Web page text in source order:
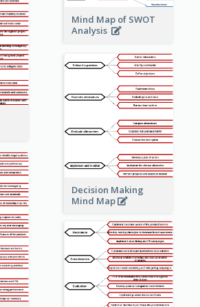
Mind Map of SWOT
Analysis
Decision Making
Mind Map